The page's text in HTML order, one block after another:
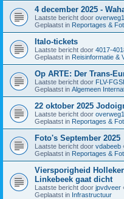
4 december 2025 -
Laatste bericht door
Geplaatst in Reportages &
Italo-tickets
Laatste bericht door 4017-
Geplaatst in Reisinformatie &
Op ARTE: Der Trans-
Laatste bericht door FLV-
Geplaatst in Algemeen
22 oktober 2025
Laatste bericht door
Geplaatst in Reportages &
Foto's September 2025
Laatste bericht door vdabeeb
Geplaatst in Reportages &
Viersporigheid
Linkebeek gaat dicht
Laatste bericht door jpvdveer
Geplaatst in Infrastructuur